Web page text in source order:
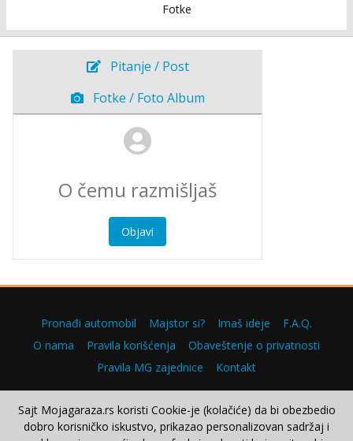
Fotke
Pitanje / Post
Fotke / Foto Album
Objavi
Pronađi automobil Majstor si? Imaš ideje
F.A.Q.
O nama
Pravila korišćenja
Obaveštenje o privatnosti
Pravila MG zajednice
Kontakt
Copyright © 2000–2026.
Sajt Mojagaraza.rs koristi Cookie-je (kolačiće) da bi obezbedio
dobro korisničko iskustvo, prikazao personalizovan sadržaj i